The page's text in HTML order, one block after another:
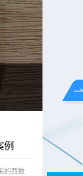
例
的西数
2021